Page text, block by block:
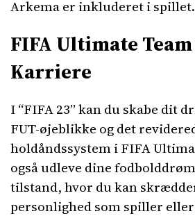
Arkema er inkluderet i spillet.
FIFA Ultimate
Karriere
I “FIFA 23” kan du skabe dit
FUT-øjeblikke og det
holdåndssystem i FIFA
også udleve dine
tilstand, hvor du kan
personlighed som spiller